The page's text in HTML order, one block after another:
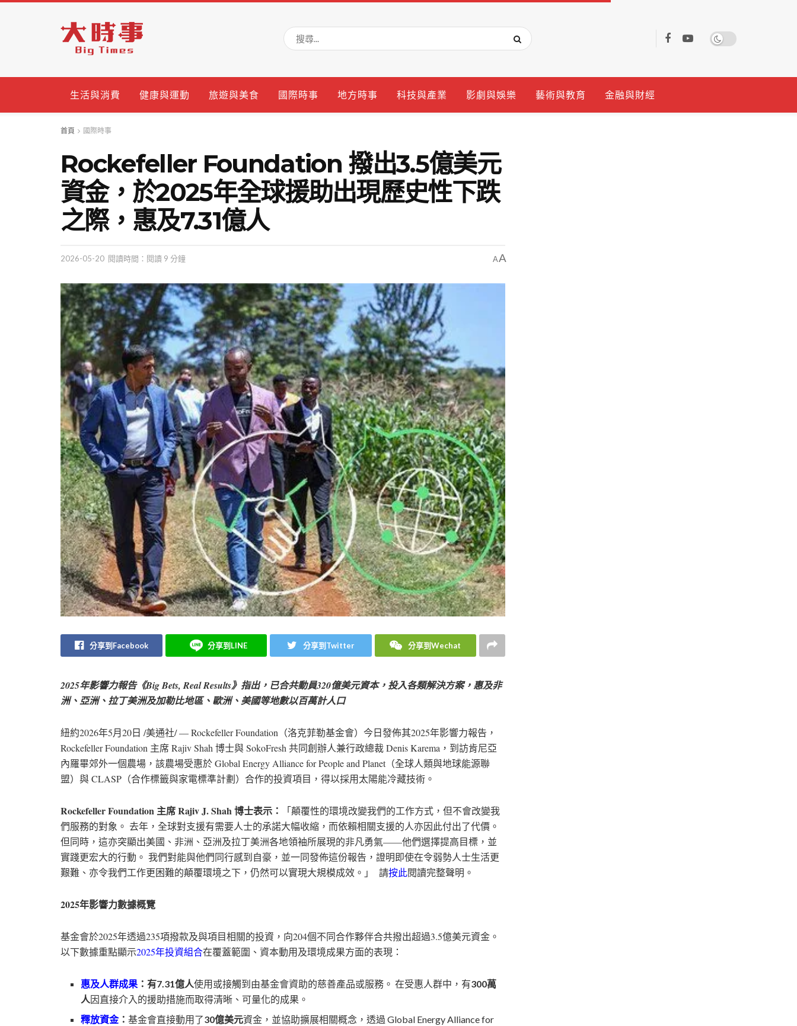
生活與消費 健康與運動 旅遊與美食 國際時事 地方時事 科技與產業 影劇與娛樂 藝術與教育 金融與財經
首頁 國際時事
Rockefeller Foundation 撥出3.5億美元
資金，於2025年全球援助出現歷史性下跌
之際，惠及7.31億人
2026-05-20 閱讀時間：閱讀 9 分鐘 AA
分享到Facebook 分享到LINE 分享到Twitter 分享到Wechat
2025年影響力報告《Big Bets, Real Results》指出，已合共動員320億美元資本，投入各類解決方案，惠及非
洲、亞洲、拉丁美洲及加勒比地區、歐洲、美國等地數以百萬計人口
紐約2026年5月20日 /美通社/ — Rockefeller Foundation（洛克菲勒基金會）今日發佈其2025年影響力報告，
Rockefeller Foundation 主席 Rajiv Shah 博士與 SokoFresh 共同創辦人兼行政總裁 Denis Karema，到訪肯尼亞
內羅畢郊外一個農場，該農場受惠於 Global Energy Alliance for People and Planet（全球人類與地球能源聯
盟）與 CLASP（合作標籤與家電標準計劃）合作的投資項目，得以採用太陽能冷藏技術。
Rockefeller Foundation 主席 Rajiv J. Shah 博士表示：
「顛覆性的環境改變我們的工作方式，但不會改變我
們服務的對象。 去年，全球對支援有需要人士的承諾大幅收縮，而依賴相關支援的人亦因此付出了代價。
但同時，這亦突顯出美國、非洲、亞洲及拉丁美洲各地領袖所展現的非凡勇氣——他們選擇提高目標，並
實踐更宏大的行動。 我們對能與他們同行感到自豪，並一同發佈這份報告，證明即使在令弱勢人士生活更
艱難、亦令我們工作更困難的顛覆環境之下，仍然可以實現大規模成效。」 請按此閱讀完整聲明。
2025年影響力數據概覽
基金會於2025年透過235項撥款及與項目相關的投資，向204個不同合作夥伴合共撥出超過3.5億美元資金。
以下數據重點顯示2025年投資組合在覆蓋範圍、資本動用及環境成果方面的表現：
惠及人群成果 ：有7.31億人使用或接觸到由基金會資助的慈善產品或服務。 在受惠人群中，有300萬
人因直接介入的援助措施而取得清晰、可量化的成果。
釋放資金：基金會直接動用了30億美元資金，並協助擴展相關概念，透過 Global Energy Alliance for